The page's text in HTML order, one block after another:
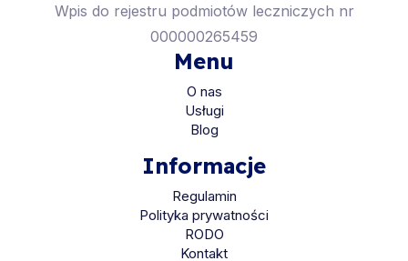
Wpis do rejestru podmiotów leczniczych nr
000000265459
Menu
O nas
Usługi
Blog
Informacje
Regulamin
Polityka prywatności
RODO
Kontakt